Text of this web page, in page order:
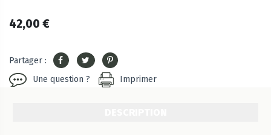
42,00 €
Partager :
Une question ?
Imprimer